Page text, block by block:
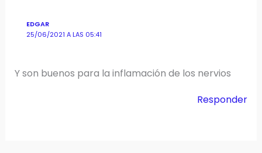
EDGAR
25/06/2021 A LAS 05:41
Y son buenos para la inflamación de los nervios
Responder